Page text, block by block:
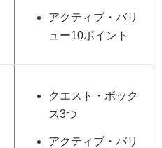
アクティブ・バリ
ュー10ポイント
クエスト・ボック
ス3つ
アクティブ・バリ